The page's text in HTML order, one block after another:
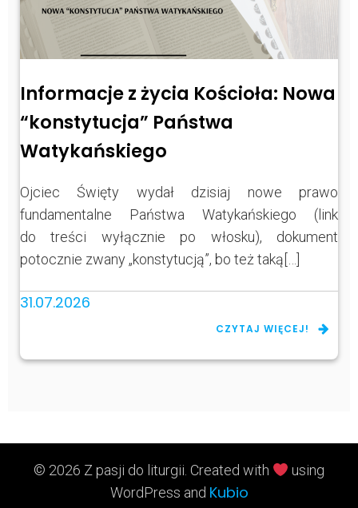
Informacje z życia Kościoła: Nowa
“konstytucja” Państwa
Watykańskiego
Ojciec Święty wydał dzisiaj nowe prawo
fundamentalne Państwa Watykańskiego (link
do treści wyłącznie po włosku), dokument
potocznie zwany „konstytucją”, bo też taką[…]
31.07.2026
CZYTAJ WIĘCEJ!
© 2026 Z pasji do liturgii. Created with
using
WordPress and Kubio